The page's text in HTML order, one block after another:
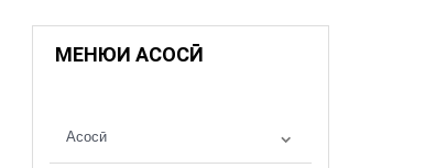
МЕНЮИ АСОСӢ
Асосӣ